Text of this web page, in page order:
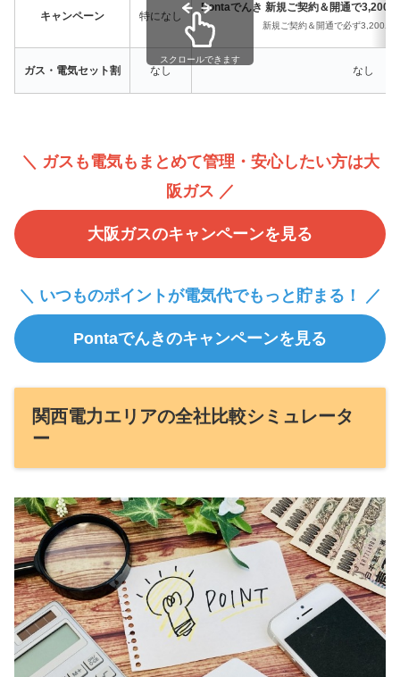
キャンペーン 特になし
Pontaでんき 新規ご契約＆開通で
新規ご契約＆開通で必ず3,200ポ
ガス・電気セット割 なし なし
スクロールできます
＼ ガスも電気もまとめて管理・安心したい方は大
阪ガス ／
大阪ガスのキャンペーンを見る
＼ いつものポイントが電気代でもっと貯まる！ ／
Pontaでんきのキャンペーンを見る
関西電力エリアの全社比較シミュレータ
ー